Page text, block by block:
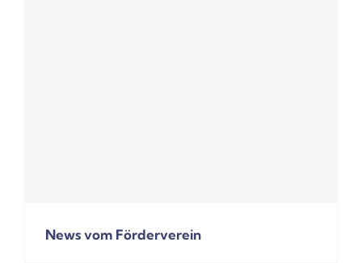
News vom Förderverein